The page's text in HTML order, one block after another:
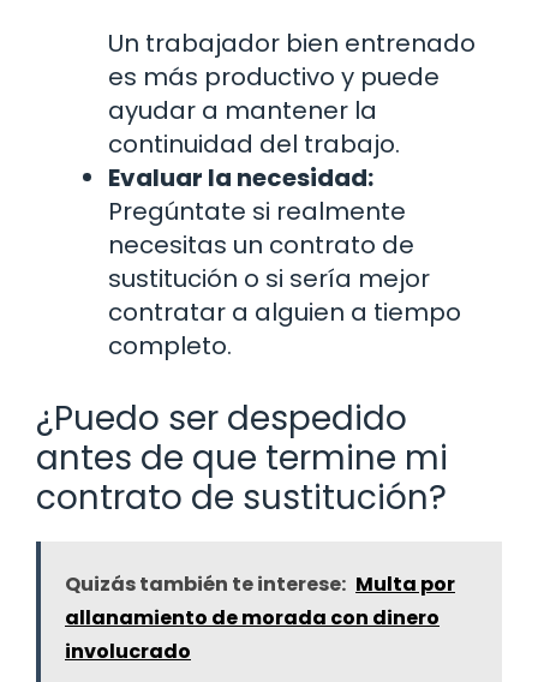
Un trabajador bien entrenado
es más productivo y puede
ayudar a mantener la
continuidad del trabajo.
Evaluar la necesidad:
Pregúntate si realmente
necesitas un contrato de
sustitución o si sería mejor
contratar a alguien a tiempo
completo.
¿Puedo ser despedido
antes de que termine mi
contrato de sustitución?
Quizás también te interese: Multa por
allanamiento de morada con dinero
involucrado